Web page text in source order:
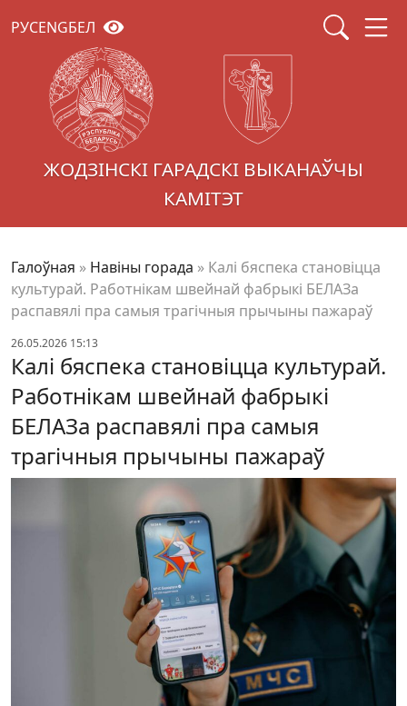
РУСENGБЕЛ
ЖОДЗІНСКІ ГАРАДСКІ ВЫКАНАЎЧЫ
КАМІТЭТ
Галоўная » Навіны горада » Калі бяспека становіцца
культурай. Работнікам швейнай фабрыкі БЕЛАЗа
распавялі пра самыя трагічныя прычыны пажараў
26.05.2026 15:13
Калі бяспека становіцца культурай.
Работнікам швейнай фабрыкі
БЕЛАЗа распавялі пра самыя
трагічныя прычыны пажараў